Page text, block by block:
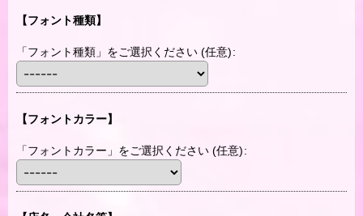
【フォント種類】
「フォント種類」をご選択ください (任意):
【フォントカラー】
「フォントカラー」をご選択ください (任意):